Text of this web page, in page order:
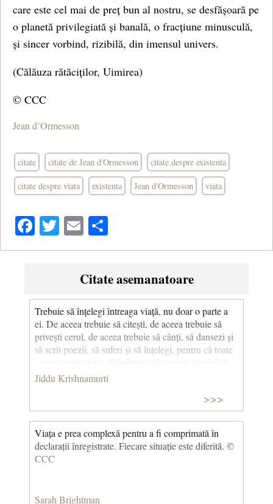
care este cel mai de preț bun al nostru, se desfășoară pe
o planetă privilegiată și banală, o fracțiune minusculă,
și sincer vorbind, rizibilă, din imensul univers.
(Călăuza rătăciților, Uimirea)
© CCC
Jean d’Ormesson
citate citate de Jean d'Ormesson citate despre existenta
citate despre viata existenta Jean d'Ormesson viata
Facebook
Twitter
Email
Citate asemanatoare
Trebuie să înțelegi întreaga viață, nu doar o parte a
ei. De aceea trebuie să citești, de aceea trebuie să
privești cerul, de aceea trebuie să cânți, să dansezi și
să scrii poezii, să suferi și să înțelegi, pentru că toate
CCC
Jiddu Krishnamurti
>>>
Viața e prea complexă pentru a fi comprimată în
declarații înregistrate. Fiecare situație este diferită. ©
CCC
Sarah Brightman